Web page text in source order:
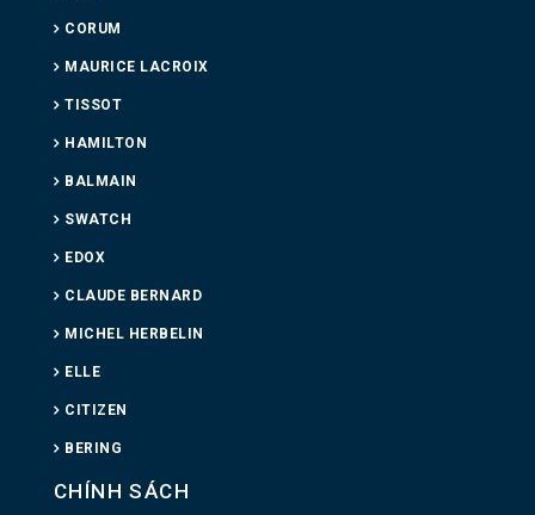
CORUM
MAURICE LACROIX
TISSOT
HAMILTON
BALMAIN
SWATCH
EDOX
CLAUDE BERNARD
MICHEL HERBELIN
ELLE
CITIZEN
BERING
CHÍNH SÁCH